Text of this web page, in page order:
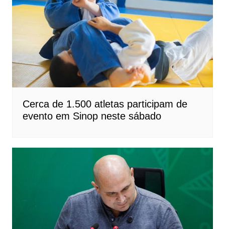
Cerca de 1.500 atletas participam de
evento em Sinop neste sábado